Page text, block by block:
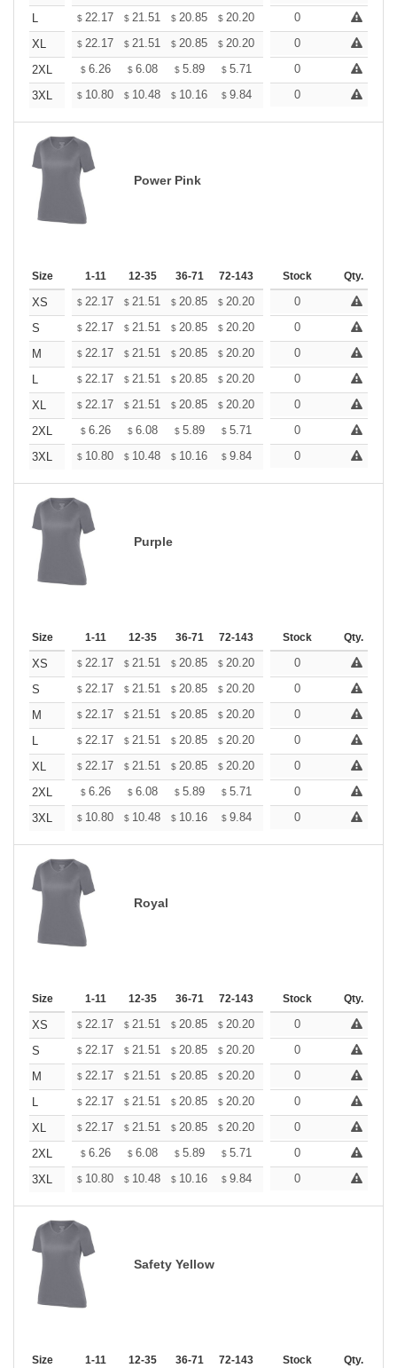
L
$ 22.17 $ 21.51 $ 20.85 $ 20.20 19.54
0
XL
$ 22.17 $ 21.51 $ 20.85 $ 20.20 19.54
0
2XL
$ 6.26 $ 6.08 $ 5.89 $ 5.71 5.52
0
3XL
$ 10.80 $ 10.48 $ 10.16 $ 9.84 9.52
0
Power Pink
Size 1-11 12-35 36-71 72-143 144-287 288 + More
Stock Qty.
XS $ 22.17 $ 21.51 $ 20.85 $ 20.20 19.54
0
S
$ 22.17 $ 21.51 $ 20.85 $ 20.20 19.54
0
M
$ 22.17 $ 21.51 $ 20.85 $ 20.20 19.54
0
L
$ 22.17 $ 21.51 $ 20.85 $ 20.20 19.54
0
XL
$ 22.17 $ 21.51 $ 20.85 $ 20.20 19.54
0
2XL
$ 6.26 $ 6.08 $ 5.89 $ 5.71 5.52
0
3XL
$ 10.80 $ 10.48 $ 10.16 $ 9.84 9.52
0
Purple
Size 1-11 12-35 36-71 72-143 144-287 288 + More
Stock Qty.
XS $ 22.17 $ 21.51 $ 20.85 $ 20.20 19.54
0
S
$ 22.17 $ 21.51 $ 20.85 $ 20.20 19.54
0
M
$ 22.17 $ 21.51 $ 20.85 $ 20.20 19.54
0
L
$ 22.17 $ 21.51 $ 20.85 $ 20.20 19.54
0
XL
$ 22.17 $ 21.51 $ 20.85 $ 20.20 19.54
0
2XL
$ 6.26 $ 6.08 $ 5.89 $ 5.71 5.52
0
3XL
$ 10.80 $ 10.48 $ 10.16 $ 9.84 9.52
0
Royal
Size 1-11 12-35 36-71 72-143 144-287 288 + More
Stock Qty.
XS $ 22.17 $ 21.51 $ 20.85 $ 20.20 19.54
0
S
$ 22.17 $ 21.51 $ 20.85 $ 20.20 19.54
0
M
$ 22.17 $ 21.51 $ 20.85 $ 20.20 19.54
0
L
$ 22.17 $ 21.51 $ 20.85 $ 20.20 19.54
0
XL
$ 22.17 $ 21.51 $ 20.85 $ 20.20 19.54
0
2XL
$ 6.26 $ 6.08 $ 5.89 $ 5.71 5.52
0
3XL
$ 10.80 $ 10.48 $ 10.16 $ 9.84 9.52
0
Safety Yellow
Size 1-11 12-35 36-71 72-143 144-287 288 + More
Stock Qty.